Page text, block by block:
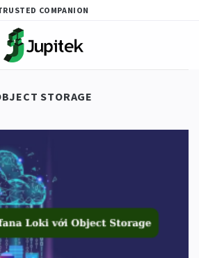
COMPANION
STORAGE